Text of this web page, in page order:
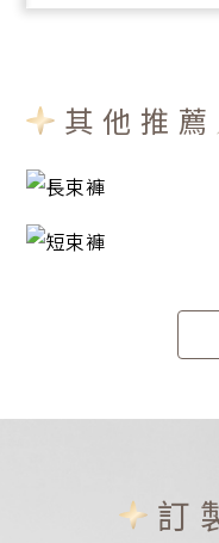
其他推薦
訂